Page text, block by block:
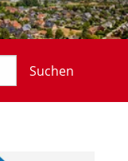
Suchen